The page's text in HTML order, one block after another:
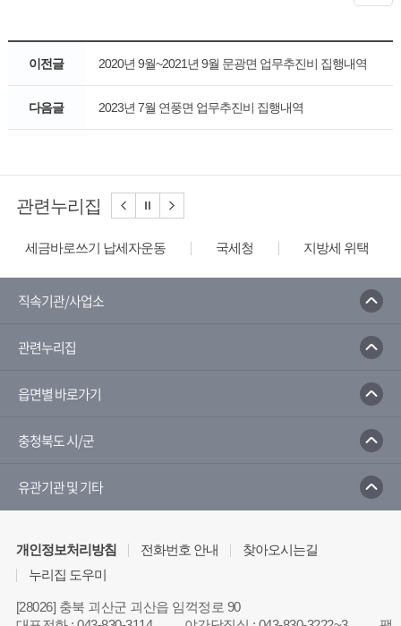
이전글 2020년 9월~2021년 9월 문광면 업무추진비 집행내역
다음글 2023년 7월 연풍면 업무추진비 집행내역
관련누리집
세금바로쓰기 납세자운동 국세청 지방세 위택스
직속기관/사업소
관련누리집
읍면별 바로가기
충청북도 시/군
유관기관 및 기타
개인정보처리방침 전화번호 안내
찾아오시는길
누리집 도우미
[28026] 충북 괴산군 괴산읍 임꺽정로 90